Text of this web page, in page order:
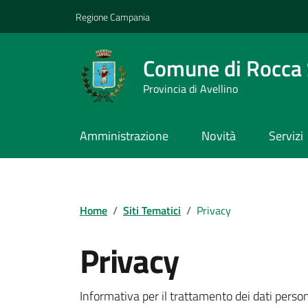
Regione Campania
Comune di
Provincia di Avellino
Amministrazione Novità Servizi
Home / Siti Tematici / Privacy
Privacy
Informativa per il trattamento dei dati